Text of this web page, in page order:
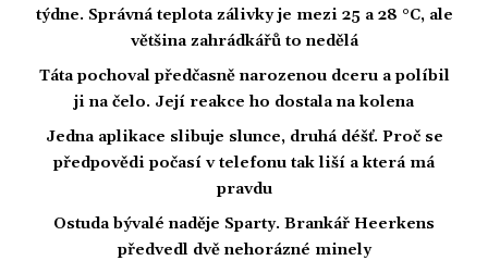
týdne. Správná teplota zálivky je mezi 25 a 28 °C, ale
většina zahrádkářů to nedělá
Táta pochoval předčasně narozenou dceru a políbil
ji na čelo. Její reakce ho dostala na kolena
Jedna aplikace slibuje slunce, druhá déšť. Proč se
předpovědi počasí v telefonu tak liší a která má
pravdu
Ostuda bývalé naděje Sparty. Brankář Heerkens
předvedl dvě nehorázné minely